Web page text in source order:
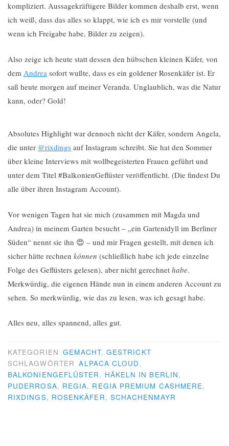
kompliziert. Aussagekräftigere Bilder kommen deshalb erst, wenn
ich weiß, dass das alles so klappt, wie ich es mir vorstelle (und
wenn ich Freigabe habe, Bilder zu zeigen).
Also zeige ich heute statt dessen den hübschen kleinen Käfer, von
dem Andrea sofort wußte, dass es ein goldener Rosenkäfer ist. Er
saß heute morgen auf meiner Veranda. Unglaublich, was die Natur
kann, oder? Gold!
Absolutes Highlight war dennoch nicht der Käfer, sondern Angela,
die unter @rixdings auf Instagram schreibt. Sie hat den Sommer
über kleine Interviews mit wollbegeisterten Frauen geführt und
unter dem Titel #BalkonienGeflüster veröffentlicht. (Die findest Du
alle über ihren Instagram Account).
Vor wenigen Tagen hat sie mich (zusammen mit Magda und
Andrea) in meinem Garten besucht – „ein Gartenidyll im Berliner
Süden“ nennt sie ihn 😍 – und mir Fragen gestellt, mit denen ich
sicher hätte rechnen können (schließlich habe ich jede einzelne
Folge des Geflüsters gelesen), aber nicht gerechnet habe.
Merkwürdig, die eigenen Hände nun in einem anderen Account zu
sehen. So merkwürdig, wie das zu lesen, was ich gesagt habe.
Alles neu, alles spannend, alles gut.
KATEGORIEN GEMACHT, GESTRICKT
SCHLAGWÖRTER ALPACA CLOUD,
BALKONIENGEFLÜSTER, HÄKELN IN BERLIN,
PUDERROSA, REGIA, REGIA PREMIUM CASHMERE,
RIXDINGS, ROSENKÄFER, SCHACHENMAYR